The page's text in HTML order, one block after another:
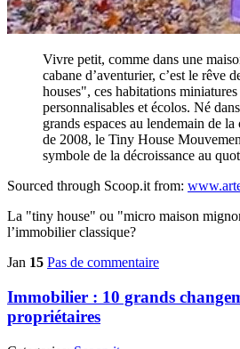
Vivre petit, comme dans une
cabane d’aventurier, c’est le rêve
houses", ces habitations
personnalisables et écolos. Né
grands espaces au lendemain de
de 2008, le Tiny House
symbole de la décroissance au
Sourced through Scoop.it from:
La "tiny house" ou "micro maison
l’immobilier classique?
Jan 15 Pas de commentaire
Immobilier : 10 grands
propriétaires